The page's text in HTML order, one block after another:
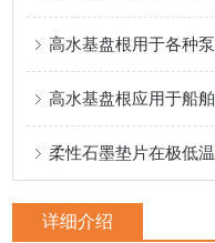
高水基盘根用于各种
高水基盘根应用于船
柔性石墨垫片在极低
详细介绍